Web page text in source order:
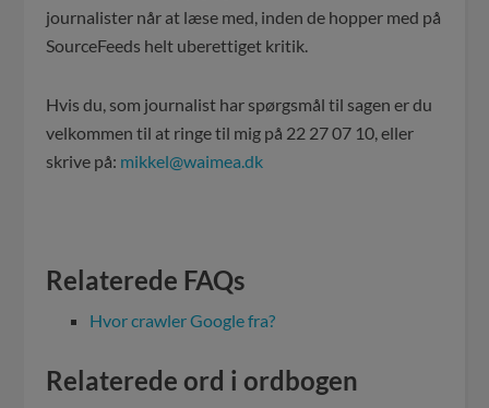
journalister når at læse med, inden de hopper med på
SourceFeeds helt uberettiget kritik.
Hvis du, som journalist har spørgsmål til sagen er du
velkommen til at ringe til mig på 22 27 07 10, eller
skrive på: mikkel@waimea.dk
Relaterede FAQs
Hvor crawler Google fra?
Relaterede ord i ordbogen